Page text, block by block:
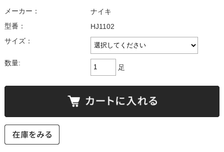
メーカー：
ナイキ
型番：
HJ1102
サイズ：
数量:
足